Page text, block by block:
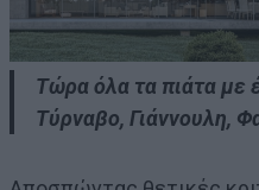
Τώρα όλα τα πιάτα με
Τύρναβο, Γιάννουλη,